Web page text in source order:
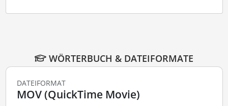
WÖRTERBUCH & DATEIFORMATE
DATEIFORMAT
MOV (QuickTime Movie)